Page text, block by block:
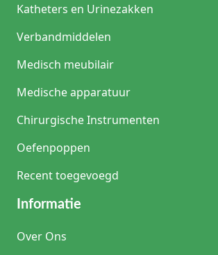
Katheters en Urinezakken
Verbandmiddelen
Medisch meubilair
Medische apparatuur
Chirurgische Instrumenten
Oefenpoppen
Recent toegevoegd
Informatie
Over Ons